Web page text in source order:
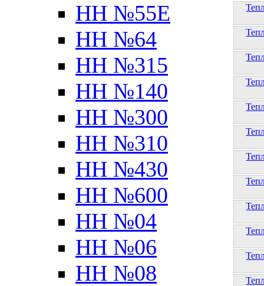
НН №55Е
НН №64
НН №315
НН №140
НН №300
НН №310
НН №430
НН №600
НН №04
НН №06
НН №08